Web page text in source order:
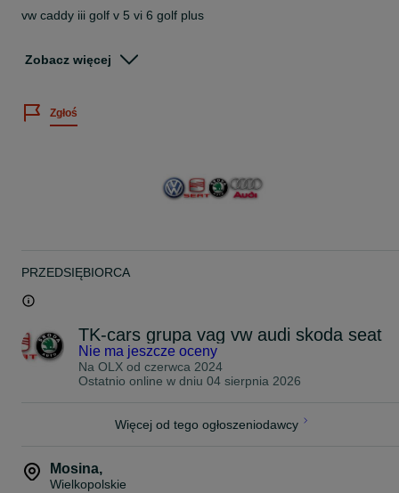
vw caddy iii golf v 5 vi 6 golf plus
140 amper
sprawny gwarancja demontaż sprawdzony
Zobacz więcej
Zgłoś
PRZEDSIĘBIORCA
TK-cars grupa vag vw audi skoda seat
Nie ma jeszcze oceny
Na OLX od czerwca 2024
Ostatnio online w dniu 04 sierpnia 2026
Więcej od tego ogłoszeniodawcy
Mosina,
Wielkopolskie